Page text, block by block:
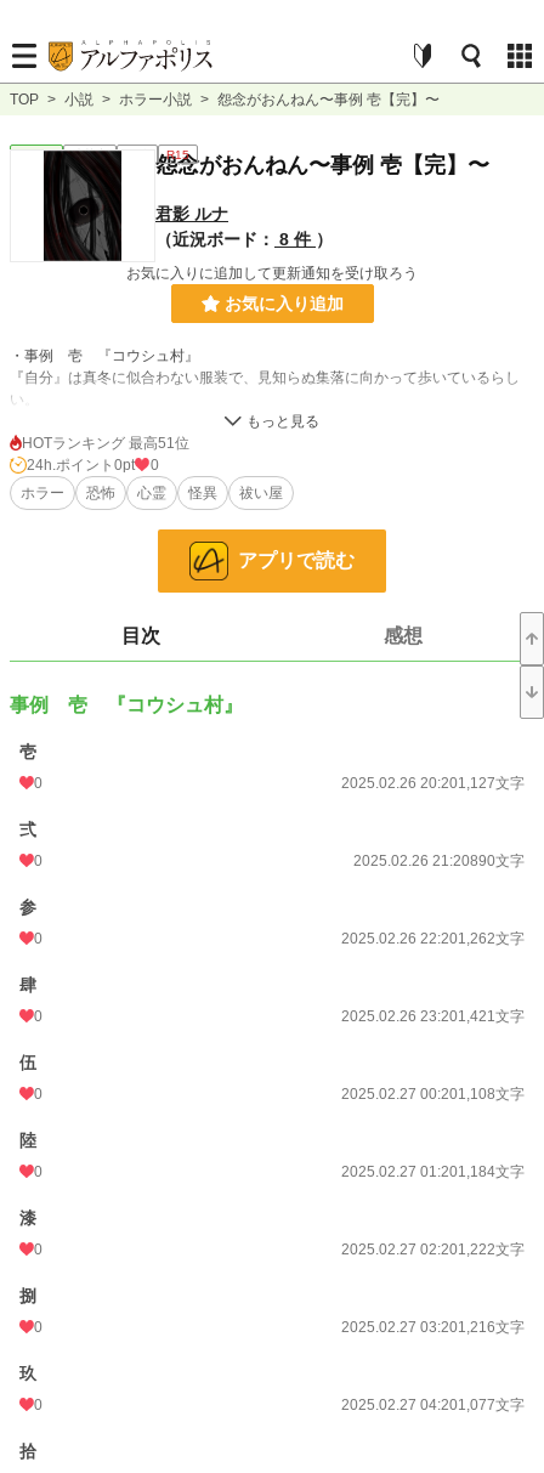
TOP > 小説 > ホラー小説 > 怨念がおんねん〜事例 壱【完】〜
ホラー 連載中 R15
怨念がおんねん〜事例 壱【完】〜
君影 ルナ
（近況ボード： 8 件 ）
お気に入りに追加して更新通知を受け取ろう
お気に入り追加
・事例 壱 『コウシュ村』
『自分』は真冬に似合わない服装で、見知らぬ集落に向かって歩いているらし
い。
何故『自分』はあの集落に向かっている？
何故『自分』のことが分からない？
何故……
・事例 弍 『ナトリさん』
我が校の七不思議には、ナトリさんというものがある。それを実行したのが運の
（※ホラー成分皆無だったので書き直しします。）
・事例 参 『？？』
・ホラー編と解決編とに分かれております。
字を気にせず読んでいただけたらと思います。
・フィクションです。
ホラー
お気に入り
24h.ポイント
文字数
更新日時
初回公開日時
月間ポイント
HOTランキング 最高51位
24h.ポイント 0pt
0
ホラー
恐怖 心霊 怪異 祓い屋
アプリで読む
目次 感想
事例 壱 『コウシュ村』
壱
0 2025.02.26 20:201,127文字
弍
0 2025.02.26 21:20890文字
参
0 2025.02.26 22:201,262文字
肆
0 2025.02.26 23:201,421文字
伍
0 2025.02.27 00:201,108文字
陸
0 2025.02.27 01:201,184文字
漆
0 2025.02.27 02:201,222文字
捌
0 2025.02.27 03:201,216文字
玖
0 2025.02.27 04:201,077文字
拾